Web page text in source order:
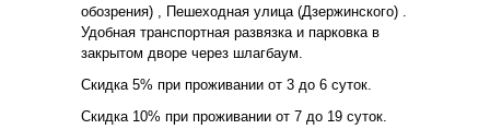
обозрения) , Пешеходная улица (Дзержинского) .
Удобная транспортная развязка и парковка в
закрытом дворе через шлагбаум.
Скидка 5% при проживании от 3 до 6 суток.
Скидка 10% при проживании от 7 до 19 суток.